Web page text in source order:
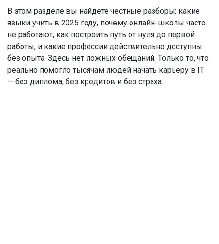
В этом разделе вы найдёте честные разборы: какие
языки учить в 2025 году, почему онлайн-школы часто
не работают, как построить путь от нуля до первой
работы, и какие профессии действительно доступны
без опыта. Здесь нет ложных обещаний. Только то, что
реально помогло тысячам людей начать карьеру в IT
— без диплома, без кредитов и без страха.